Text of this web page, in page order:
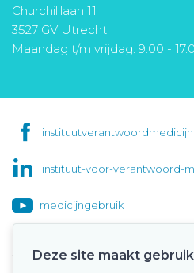
Churchilllaan 11
3527 GV Utrecht
Maandag t/m vrijdag: 9.00 -
instituut-voor-verantwoord-
medicijngebruik
Deze site maakt